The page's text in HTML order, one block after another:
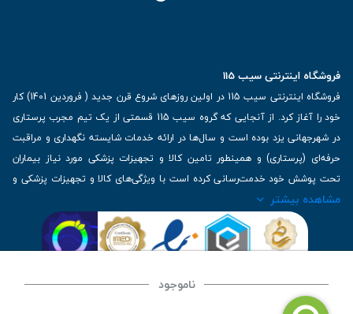
ناموجود
فروشگاه اینترنتی سیب 115
فروشگاه اینترنتی سیب 115 در اولین روزهای شروع قرن جدید ( فروردین 1401) کار
خود را آغاز کرد. از آنجایی که گروه سیب 115 قسمتی از یک تیم مجرب پرستاری
در شهرجهانی یزد بوده است و سال‌ها در ارائه خدمات شایسته نگهداری و مراقبت
حرفه‌ای (پرستاری) و همینطور تامین کالا و تجهیزات پزشکی مورد نیاز بیماران
تحت پوشش خود خدمت‌رسانی کرده است با ویژگی‌های کالا و تجهیزات پزشکی و
برترین برندهای موجود در بازار اطلاعات بسیار ارزشمندی را دارا می‌باشد
| تلفن تماس : 36333383-035 | ایمیل: Info@Sib115.com
مشاهده بیشتر